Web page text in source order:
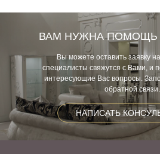
ВАМ НУЖНА ПОМОЩЬ
Вы можете оставить заявку
специалисты свяжутся с Вами, и
интересующие Вас вопросы.
обратной связи.
НАПИСАТЬ